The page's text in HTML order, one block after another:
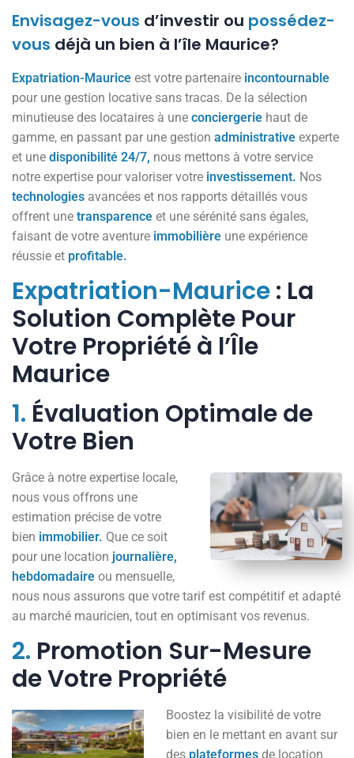
Envisagez-vous d’investir ou possédez-
vous déjà un bien à l’île Maurice?
Expatriation-Maurice est votre partenaire incontournable
pour une gestion locative sans tracas. De la sélection
minutieuse des locataires à une conciergerie haut de
gamme, en passant par une gestion administrative experte
et une disponibilité 24/7, nous mettons à votre service
notre expertise pour valoriser votre investissement. Nos
technologies avancées et nos rapports détaillés vous
offrent une transparence et une sérénité sans égales,
faisant de votre aventure immobilière une expérience
réussie et profitable.
Expatriation-Maurice: La
Solution Complète Pour
Votre Propriété à l’Île
Maurice
1. Évaluation Optimale de
Votre Bien
Grâce à notre expertise locale,
nous vous offrons une
estimation précise de votre
bien immobilier. Que ce soit
pour une location journalière,
hebdomadaire ou mensuelle,
nous nous assurons que votre tarif est compétitif et adapté
au marché mauricien, tout en optimisant vos revenus.
2. Promotion Sur-Mesure
de Votre Propriété
Boostez la visibilité de votre
bien en le mettant en avant sur
des plateformes de location